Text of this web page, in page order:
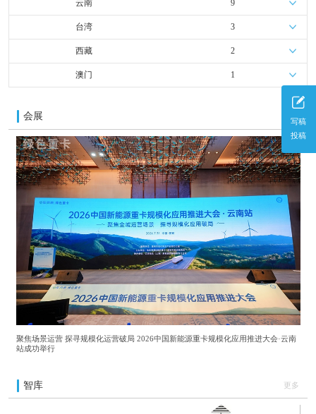
写稿
投稿
云南 9
台湾 3
西藏 2
澳门 1
会展 更多
聚焦场景运营 探寻规模化运营破局 2026中国新能源重卡规模化应用推进大会·云南
站成功举行
智库 更多